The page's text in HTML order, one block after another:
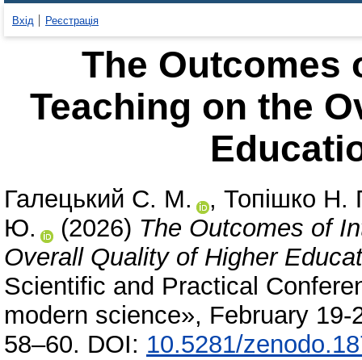
Вхід Реєстрація
The Outcomes
Teaching on the
Галецький С. М. , Топішко Н.
Ю.
(2026) The Outcomes of
Overall Quality of Higher
Scientific and Practical
modern science», February
58–60. DOI: 10.5281/